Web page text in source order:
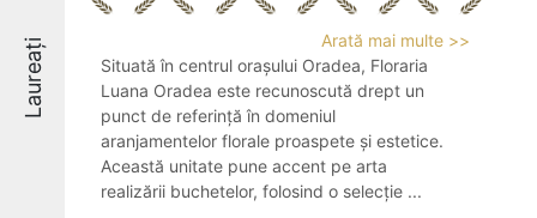
Laureați
Arată mai multe >>
Situată în centrul orașului Oradea, Floraria
Luana Oradea este recunoscută drept un
punct de referință în domeniul
aranjamentelor florale proaspete și estetice.
Această unitate pune accent pe arta
realizării buchetelor, folosind o selecție ...